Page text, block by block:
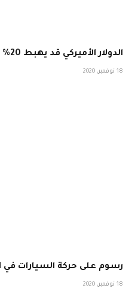
الدولار الأميركي قد يهبط 20% في عام 2021
18 نوفمبر، 2020
رسوم على حركة السيارات في
18 نوفمبر، 2020